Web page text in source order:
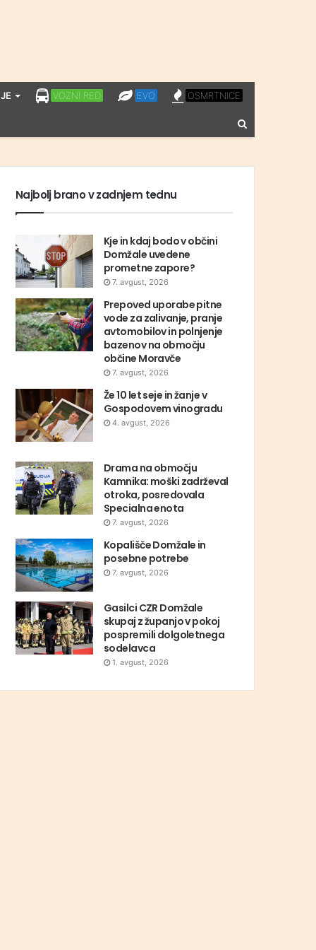
LPP
VOZNI RED EVO
EVO OSMRTNICE
OSMRTNICE
Najbolj brano v zadnjem tednu
Kje in kdaj bodo v občini
Domžale uvedene
prometne zapore?
7. avgust, 2026
Prepoved uporabe pitne
vode za zalivanje, pranje
avtomobilov in polnjenje
bazenov na območju
občine Moravče
7. avgust, 2026
Že 10 let seje in žanje v
Gospodovem vinogradu
4. avgust, 2026
Drama na območju
Kamnika: moški zadrževal
otroka, posredovala
Specialna enota
7. avgust, 2026
Kopališče Domžale in
posebne potrebe
7. avgust, 2026
Gasilci CZR Domžale
skupaj z županjo v pokoj
pospremili dolgoletnega
sodelavca
1. avgust, 2026